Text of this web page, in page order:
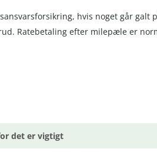
hvis noget går galt
Ratebetaling efter milepæle er
det er vigtigt